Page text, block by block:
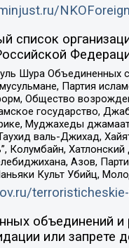
список
Шура Объединенных
Партия
Общество
государство,
Муджахеды
валь-Джихад,
Колумбайн,
Азов,
Культ Убийц,
объединений и
или запрете